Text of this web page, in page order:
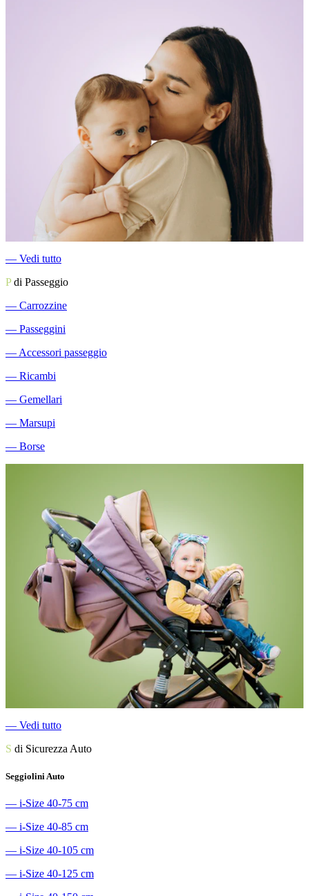
― Vedi tutto
Pdi Passeggio
― Carrozzine
― Passeggini
― Accessori passeggio
― Ricambi
― Gemellari
― Marsupi
― Borse
― Vedi tutto
S di Sicurezza Auto
Seggiolini Auto
― i-Size 40-75 cm
― i-Size 40-85 cm
― i-Size 40-105 cm
― i-Size 40-125 cm